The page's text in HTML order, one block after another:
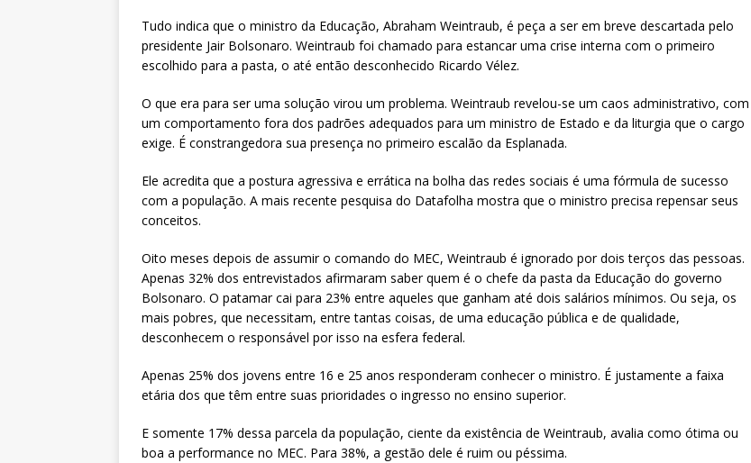
Tudo indica que o ministro da Educação, Abraham Weintraub, é peça a ser em breve descartada pelo
presidente Jair Bolsonaro. Weintraub foi chamado para estancar uma crise interna com o primeiro
escolhido para a pasta, o até então desconhecido Ricardo Vélez.
O que era para ser uma solução virou um problema. Weintraub revelou-se um caos administrativo, com
um comportamento fora dos padrões adequados para um ministro de Estado e da liturgia que o cargo
exige. É constrangedora sua presença no primeiro escalão da Esplanada.
Ele acredita que a postura agressiva e errática na bolha das redes sociais é uma fórmula de sucesso
com a população. A mais recente pesquisa do Datafolha mostra que o ministro precisa repensar seus
conceitos.
Oito meses depois de assumir o comando do MEC, Weintraub é ignorado por dois terços das pessoas.
Apenas 32% dos entrevistados afirmaram saber quem é o chefe da pasta da Educação do governo
Bolsonaro. O patamar cai para 23% entre aqueles que ganham até dois salários mínimos. Ou seja, os
mais pobres, que necessitam, entre tantas coisas, de uma educação pública e de qualidade,
desconhecem o responsável por isso na esfera federal.
Apenas 25% dos jovens entre 16 e 25 anos responderam conhecer o ministro. É justamente a faixa
etária dos que têm entre suas prioridades o ingresso no ensino superior.
E somente 17% dessa parcela da população, ciente da existência de Weintraub, avalia como ótima ou
boa a performance no MEC. Para 38%, a gestão dele é ruim ou péssima.